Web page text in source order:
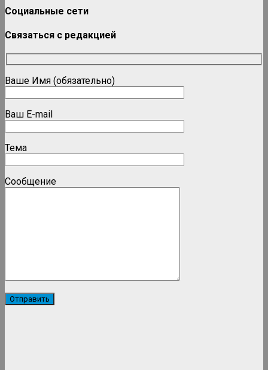
Социальные сети
Связаться с редакцией
Ваше Имя (обязательно)
Ваш E-mail
Тема
Сообщение